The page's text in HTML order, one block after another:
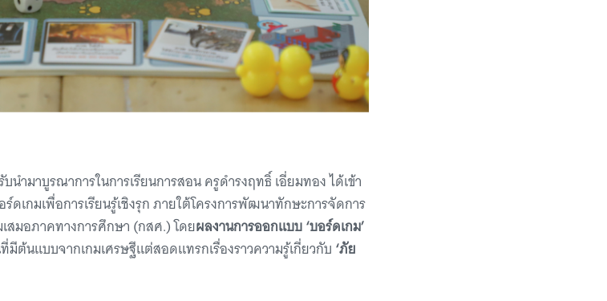
ำมาบูรณาการในการเรียนการสอน ครูดำรงฤทธิ์ เอี่ยมทอง ได้เข้า
เกมเพื่อการเรียนรู้เชิงรุก ภายใต้โครงการพัฒนาทักษะการจัดการ
สมอภาคทางการศึกษา (กสศ.) โดยผลงานการออกแบบ ‘บอร์ดเกม’
มีต้นแบบจากเกมเศรษฐีแต่สอดแทรกเรื่องราวความรู้เกี่ยวกับ ‘ภัย